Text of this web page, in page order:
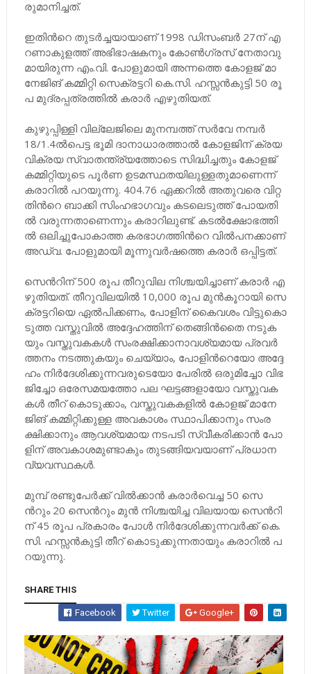
രു​മാ​നി​ച്ച​ത്.
ഇ​തി​ന്‍റെ തു​ട​ർ​ച്ച​യാ​യാ​ണ്​ 1998 ഡി​സം​ബ​ർ 27ന്​ ​എ​
റ​ണാ​കു​ള​ത്ത്​ അ​ഭി​ഭാ​ഷ​ക​നും കോ​ൺ​ഗ്ര​സ്​ നേ​താ​വു​
മാ​യി​രു​ന്ന എം.​വി. പോ​ളു​മാ​യി അ​ന്ന​ത്തെ കോ​ള​ജ്​ മാ​
നേ​ജി​ങ്​ ക​മ്മി​റ്റി സെ​ക്ര​ട്ട​റി കെ.​സി. ഹ​സ്സ​ൻ​കു​ട്ടി 50 രൂ​
പ മു​ദ്ര​പ്പ​ത്ര​ത്തി​ൽ ക​രാ​ർ എ​ഴു​തി​യ​ത്.
കു​ഴു​പ്പി​ള്ളി വി​ല്ലേ​ജി​ലെ മു​ന​മ്പ​ത്ത്​ സ​ർ​വേ ന​മ്പ​ർ
18/1.4ൽ​പെ​ട്ട ഭൂ​മി ദാ​നാ​ധാ​ര​ത്താ​ൽ കോ​ള​ജി​ന്​ ക്ര​യ​
വി​ക്ര​യ സ്വാ​ത​ന്ത്ര്യ​ത്തോ​ടെ സി​ദ്ധി​ച്ച​തും കോ​ള​ജ്​
ക​മ്മി​റ്റി​യു​ടെ പൂ​ർ​ണ ഉ​ട​മ​സ്ഥ​ത​യി​ലു​ള്ള​തു​മാ​ണെ​ന്ന്​​
ക​രാ​റി​ൽ പ​റ​യു​ന്നു. 404.76 ഏ​ക്ക​റി​ൽ അ​തു​വ​രെ വി​റ്റ​
തി​ന്‍റെ ബാ​ക്കി സിം​ഹ​ഭാ​ഗ​വും ക​ട​ലെ​ടു​ത്ത്​ പോ​യ​തി​
ൽ​ വ​രു​ന്ന​താ​ണെ​ന്നും​ ക​രാ​റി​ലു​ണ്ട്. ക​ട​ൽ​ക്ഷോ​ഭ​ത്തി​
ൽ ഒ​ലി​ച്ചു​പോ​കാ​ത്ത ക​ര​ഭാ​ഗ​ത്തി​ന്‍റെ വി​ൽ​പ​ന​ക്കാ​ണ്​
അ​ഡ്വ. പോ​ളു​മാ​യി മൂ​ന്നു​വ​ർ​ഷ​ത്തെ ക​രാ​ർ​ ഒ​പ്പി​ട്ട​ത്.
സെ​ന്‍റി​ന്​ 500 രൂ​പ തീ​റു​വി​ല നി​ശ്ച​യി​ച്ചാ​ണ്​ ക​രാ​ർ എ​
ഴു​തി​യ​ത്. തീ​റു​വി​ല​യി​ൽ 10,000 രൂ​പ മു​ൻ​കൂ​റാ​യി സെ​
ക്ര​ട്ട​റി​യെ ഏ​ൽ​പി​ക്ക​ണം, പോ​ളി​ന്​ കൈ​വ​ശം വി​ട്ടു​കൊ​
ടു​ത്ത വ​സ്തു​വി​ൽ അ​ദ്ദേ​ഹ​ത്തി​ന്​ തെ​ങ്ങി​ൻ​തൈ ന​ടു​ക​
യും വ​സ്തു​വ​ക​ക​ൾ സം​ര​ക്ഷി​ക്കാ​നാ​വ​ശ്യ​മാ​യ പ്ര​വ​ർ​
ത്ത​നം ന​ട​ത്തു​ക​യും ചെ​യ്യാം, പോ​ളി​ന്‍റെ​യോ അ​ദ്ദേ​
ഹം നി​ർ​ദേ​ശി​ക്കു​ന്ന​വ​രു​​ടെ​യോ പേ​രി​ൽ ഒ​രു​മി​ച്ചോ വി​ഭ​
ജി​​ച്ചോ ഒ​രേ​സ​മ​യ​ത്തോ പ​ല ഘ​ട്ട​ങ്ങ​ളാ​യോ വ​സ്തു​വ​ക​
ക​ൾ തീ​റ്​ കൊ​ടു​ക്കാം, വ​സ്തു​വ​ക​ക​ളി​ൽ കോ​ള​ജ്​ മാ​നേ​
ജി​ങ്​ ക​മ്മി​റ്റി​ക്കു​ള്ള അ​വ​കാ​ശം സ്ഥാ​പി​ക്കാ​നും സം​ര​
ക്ഷി​ക്കാ​നും ആ​വ​ശ്യ​മാ​യ ന​ട​പ​ടി സ്വീ​ക​രി​ക്കാ​ൻ പോ​
ളി​ന്​ അ​വ​കാ​ശ​മു​ണ്ടാ​കും തു​ട​ങ്ങി​യ​വ​യാ​ണ്​ പ്ര​ധാ​ന
വ്യ​വ​സ്ഥ​ക​ൾ.
മു​മ്പ്​ ര​ണ്ടു​പേ​ർ​ക്ക്​ വി​ൽ​ക്കാ​ൻ ക​രാ​ർ​വെ​ച്ച 50 സെ​
ന്‍റും 20 സെ​ന്‍റും മു​ൻ നി​ശ്ച​യി​ച്ച വി​ല​യാ​യ സെ​ന്‍റി​
ന്​ 45 രൂ​പ പ്ര​കാ​രം പോ​ൾ നി​ർ​ദേ​ശി​ക്കു​ന്ന​വ​ർ​ക്ക്​ കെ.​
സി. ഹ​സ്സ​ൻ​കു​ട്ടി തീ​റ്​ കൊ​ടു​ക്കു​ന്ന​താ​യും ക​രാ​റി​ൽ പ​
റ​യു​ന്നു.
SHARE THIS
Facebook Twitter Google+